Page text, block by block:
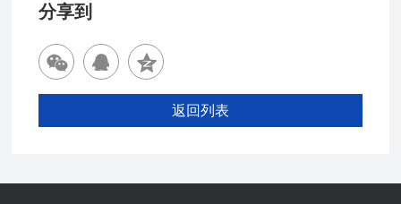
分享到
返回列表